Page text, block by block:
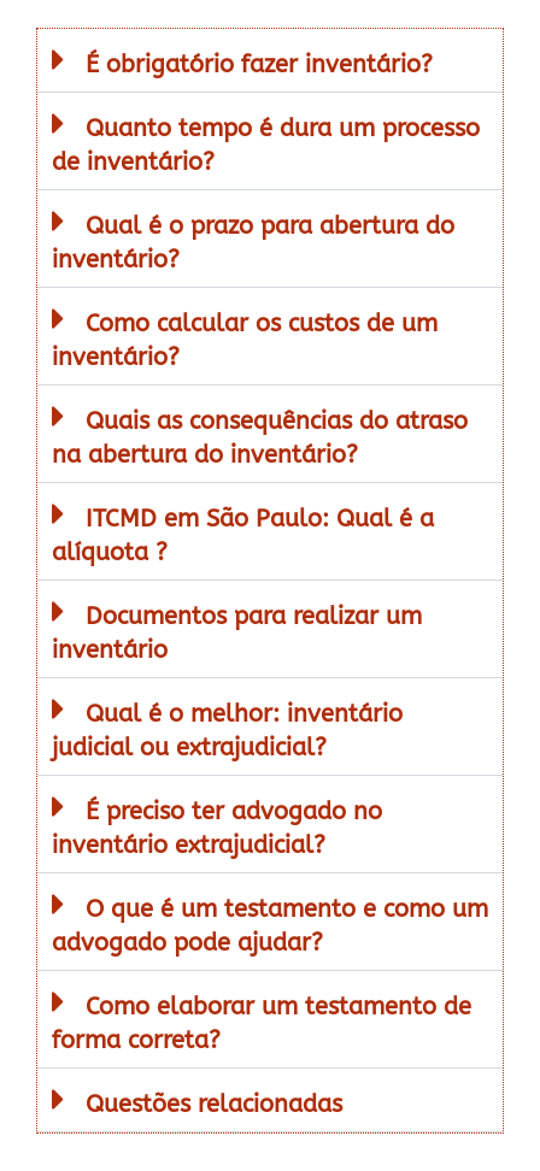
É obrigatório fazer inventário?
Quanto tempo é dura um processo
de inventário?
Qual é o prazo para abertura do
inventário?
Como calcular os custos de um
inventário?
Quais as consequências do atraso
na abertura do inventário?
ITCMD em São Paulo: Qual é a
alíquota ?
Documentos para realizar um
inventário
Qual é o melhor: inventário
judicial ou extrajudicial?
É preciso ter advogado no
inventário extrajudicial?
O que é um testamento e como um
advogado pode ajudar?
Como elaborar um testamento de
forma correta?
Questões relacionadas